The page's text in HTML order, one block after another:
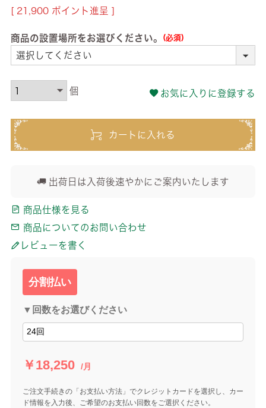
[ 21,900 ポイント進呈 ]
商品の設置場所をお選びください。
お気に入りに登録する
カートに入れる
出荷日は入荷後速やかにご案内いたします
商品仕様を見る
商品についてのお問い合わせ
レビューを書く
分割払い
▼回数をお選びください
￥18,250 /月
ご注文手続きの「お支払い方法」でクレジットカードを選択し、カー
ド情報を入力後、ご希望のお支払い回数をご選択ください。